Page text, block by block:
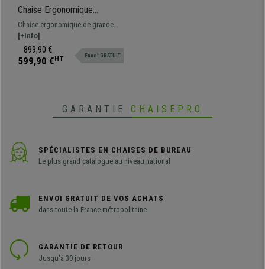
Chaise Ergonomique
OLIVER, en Cuir Authentique
Bleu, Utilisation 8 Heures,
Rembourrage Epais
Chaise ergonomique de grande
qualité et confort. Modèle adapté
pour une utilisation
professionnelle, fabriqué avec des
[+Info]
899,90 €
599,90 € HT Envoi GRATUIT
GARANTIE CHAISEPRO
SPÉCIALISTES EN CHAISES DE BUREAU
Le plus grand catalogue au niveau national
ENVOI GRATUIT DE VOS ACHATS
dans toute la France métropolitaine
GARANTIE DE RETOUR
Jusqu'à 30 jours